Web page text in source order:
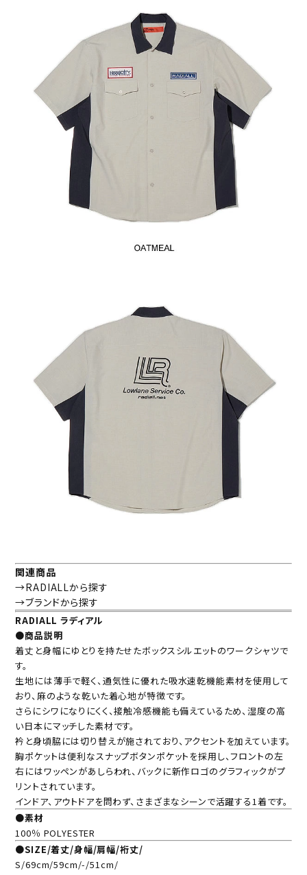
関連商品
→RADIALLから探す
→ブランドから探す
RADIALL ラディアル
●商品説明
着丈と身幅にゆとりを持たせたボックスシルエットのワークシャツで
す。
生地には薄手で軽く、通気性に優れた吸水速乾機能素材を使用して
おり、麻のような乾いた着心地が特徴です。
さらにシワになりにくく、接触冷感機能も備えているため、湿度の高
い日本にマッチした素材です。
衿と身頃脇には切り替えが施されており、アクセントを加えています。
胸ポケットは便利なスナップボタンポケットを採用し、フロントの左
右にはワッペンがあしらわれ、バックに新作ロゴのグラフィックがプ
リントされています。
インドア、アウトドアを問わず、さまざまなシーンで活躍する1着です。
●素材
100％ POLYESTER
●SIZE/着丈/身幅/肩幅/裄丈/
S/69cm/59cm/-/51cm/